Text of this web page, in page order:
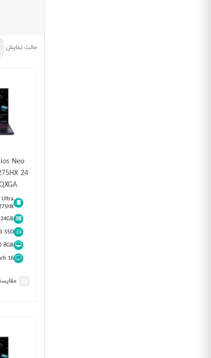
حالت نمایش
Neo
24
Ultra
24GB
SSD
8GB
16 inch